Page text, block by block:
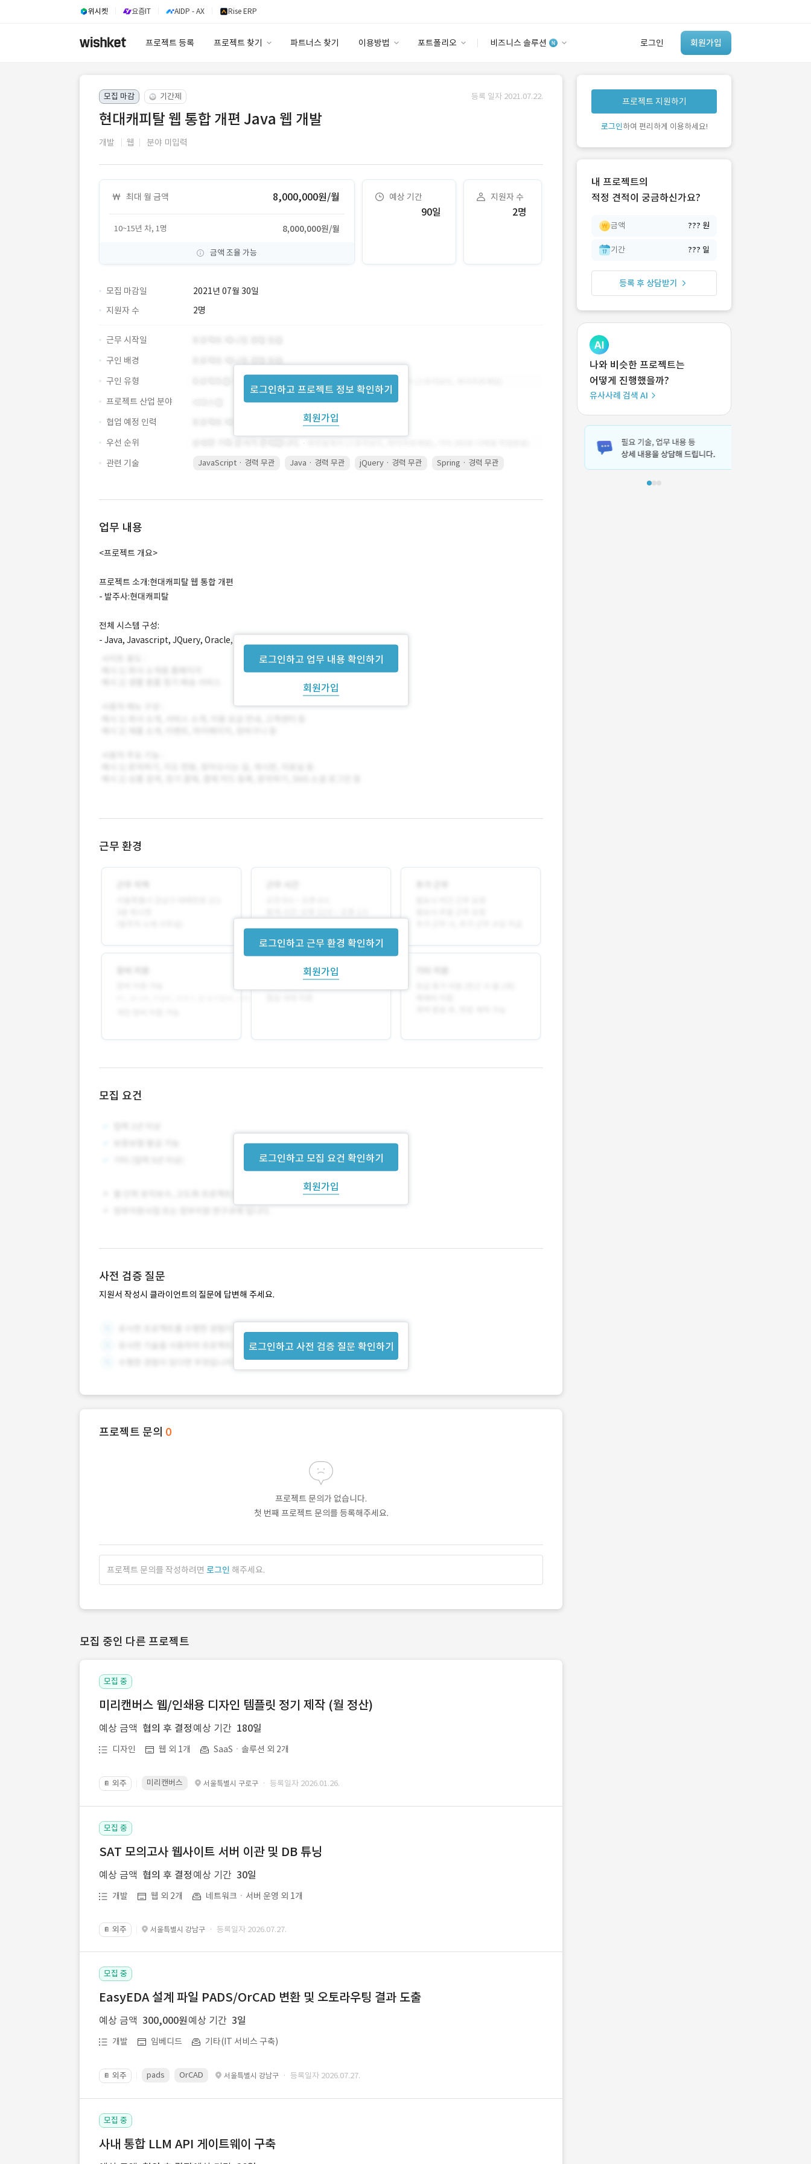
위시켓 요즘IT AIDP - AX Rise ERP
프로젝트 등록 프로젝트 찾기 파트너스 찾기 이용방법 포트폴리오 비즈니스 솔루션 로그인 회원가입
안심 코드 케어
유사사례 검색 AI
‘이런 거’ 만들어본
개발 회사 있어?
모집 마감 기간제 등록 일자 2021.07.22.
현대캐피탈 웹 통합 개편 Java 웹 개발
개발 웹 분야 미입력
최대 월 금액 8,000,000원/월
10~15년 차, 1명 8,000,000원/월
금액 조율 가능
예상 기간
90일
지원자 수
2명
모집 마감일
2021년 07월 30일
지원자 수
2명
로그인하고 프로젝트 정보 확인하기
회원가입
근무 시작일
구인 배경
구인 유형
프로젝트 산업 분야
협업 예정 인력
우선 순위
관련 기술
JavaScript · 경력 무관 Java · 경력 무관 jQuery · 경력 무관 Spring · 경력 무관
업무 내용
로그인하고 업무 내용 확인하기
회원가입
<프로젝트 개요>
프로젝트 소개:현대캐피탈 웹 통합 개편
- 발주사:현대캐피탈
전체 시스템 구성:
- Java, Javascript, JQuery, Oracle, Spring
근무 환경
로그인하고 근무 환경 확인하기
회원가입
모집 요건
로그인하고 모집 요건 확인하기
회원가입
사전 검증 질문
지원서 작성시 클라이언트의 질문에 답변해 주세요.
로그인하고 사전 검증 질문 확인하기
프로젝트 문의 0
프로젝트 문의가 없습니다.
첫 번째 프로젝트 문의를 등록해주세요.
프로젝트 문의를 작성하려면 로그인 해주세요.
모집 중인 다른 프로젝트
모집 중
미리캔버스 웹/인쇄용 디자인 템플릿 정기 제작 (월 정산)
예상 금액 협의 후 결정 예상 기간 180일
디자인 웹 외 1개 SaaSㆍ솔루션 외 2개
📔 외주 미리캔버스 서울특별시 구로구 · 등록일자 2026.01.26.
모집 중
SAT 모의고사 웹사이트 서버 이관 및 DB 튜닝
예상 금액 협의 후 결정 예상 기간 30일
개발 웹 외 2개 네트워크ㆍ서버 운영 외 1개
📔 외주 서울특별시 강남구 · 등록일자 2026.07.27.
모집 중
EasyEDA 설계 파일 PADS/OrCAD 변환 및 오토라우팅 결과 도출
예상 금액 300,000원 예상 기간 3일
개발 임베디드 기타(IT 서비스 구축)
📔 외주 pads OrCAD 서울특별시 강남구 · 등록일자 2026.07.27.
모집 중
사내 통합 LLM API 게이트웨이 구축
프로젝트 지원하기
로그인하여 편리하게 이용하세요!
내 프로젝트의
적정 견적이 궁금하신가요?
금액 ??? 원
기간 ??? 일
등록 후 상담받기
나와 비슷한 프로젝트는
어떻게 진행했을까?
유사사례 검색 AI